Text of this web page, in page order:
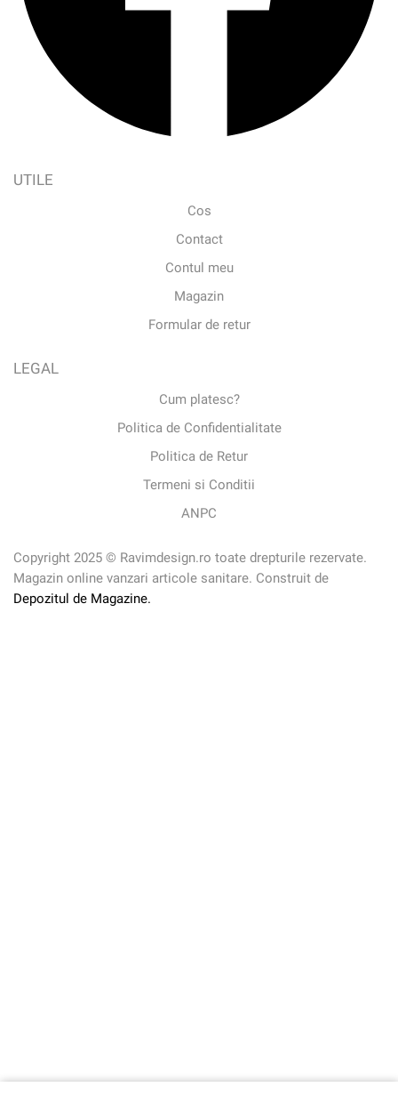
UTILE
Cos
Contact
Contul meu
Magazin
Formular de retur
LEGAL
Cum platesc?
Politica de Confidentialitate
Politica de Retur
Termeni si Conditii
ANPC
Copyright 2025 © Ravimdesign.ro toate drepturile rezervate.
Magazin online vanzari articole sanitare. Construit de
Depozitul de Magazine.